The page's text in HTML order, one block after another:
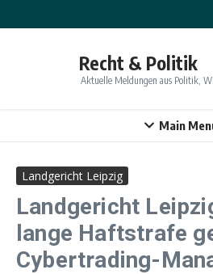
Recht & Politik
Aktuelle Meldungen aus Politik,
Main
Landgericht Leipzig
Landgericht
lange Haftstrafe
Cybertrading-